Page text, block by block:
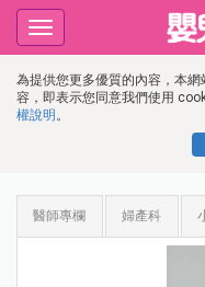
為提供您更多優質的內容，本
容，即表示您同意我們使用
權說明 。
Toggle
navigation
醫師專欄 婦產科